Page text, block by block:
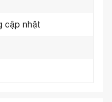
cập nhật